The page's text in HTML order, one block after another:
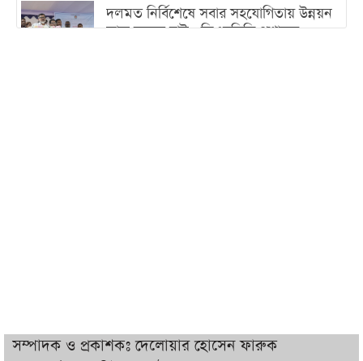
দলমত নির্বিশেষে সবার সহযোগিতায় উন্নয়ন
কাজ করতে চাই : ডিএনসিসি প্রশাসক
সম্পাদক ও প্রকাশকঃ দেলোয়ার হোসেন ফারুক